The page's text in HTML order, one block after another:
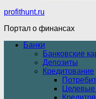
profithunt.ru
Портал о финансах
Банки
Банковские
Депозиты
Кредитование
Целевые